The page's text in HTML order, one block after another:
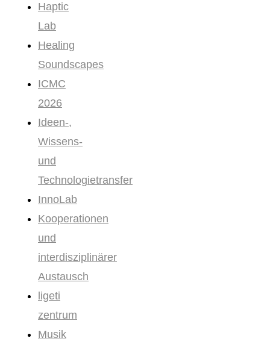
Haptic
Lab
Healing
Soundscapes
ICMC
2026
Ideen-,
Wissens-
und
Technologietransfer
InnoLab
Kooperationen
und
interdisziplinärer
Austausch
ligeti
zentrum
Musik